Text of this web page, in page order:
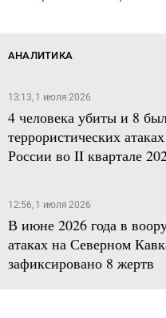
АНАЛИТИКА
13:13, 1 июля 2026
4 человека убиты и 8
террористических
России во II квартале
12:56, 1 июля 2026
В июне 2026 года в
атаках на Северном
зафиксировано 8 жертв